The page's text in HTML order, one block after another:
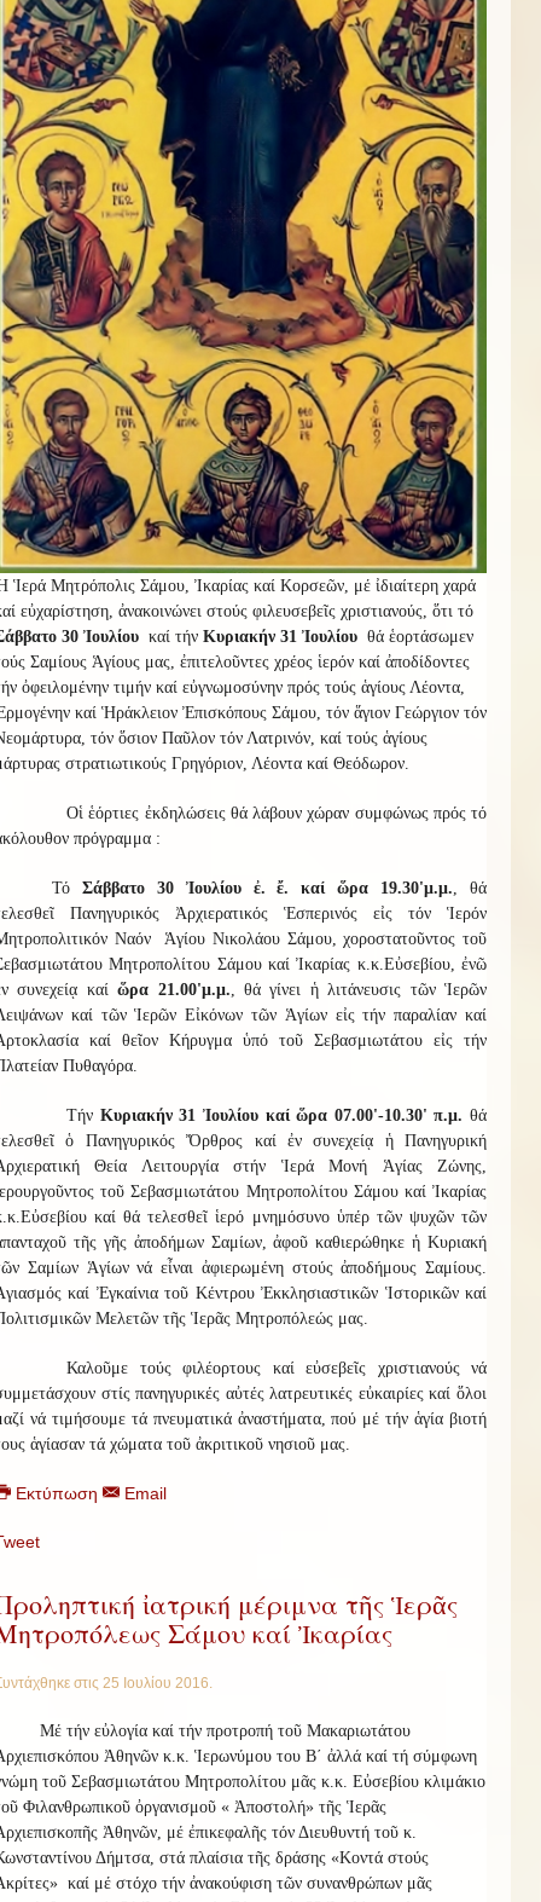
Ἱερά Μητρόπολις Σάμου, Ἰκαρίας καί Κορσεῶν, μέ ἰδιαίτερη χαρά
εὐχαρίστηση, ἀνακοινώνει στούς φιλευσεβεῖς χριστιανούς, ὅτι τό
30 Ἰουλίου καί τήν Κυριακήν 31 Ἰουλίου θά ἑορτάσωμεν
Σαμίους Ἁγίους μας, ἐπιτελοῦντες χρέος ἱερόν καί ἀποδίδοντες
ὀφειλομένην τιμήν καί εὐγνωμοσύνην πρός τούς ἁγίους Λέοντα,
καί Ἡράκλειον Ἐπισκόπους Σάμου, τόν ἅγιον Γεώργιον τόν
τόν ὅσιον Παῦλον τόν Λατρινόν, καί τούς ἁγίους
στρατιωτικούς Γρηγόριον, Λέοντα καί Θεόδωρον.
Οἱ ἑόρτιες ἐκδηλώσεις θά λάβουν χώραν συμφώνως πρός τό
πρόγραμμα :
Τό Σάββατο 30 Ἰουλίου ἐ. ἔ. καί ὥρα 19.30'μ.μ., θά
Πανηγυρικός Ἀρχιερατικός Ἑσπερινός εἰς τόν Ἱερόν
Ναόν Ἁγίου Νικολάου Σάμου, χοροστατοῦντος τοῦ
Μητροπολίτου Σάμου καί Ἰκαρίας κ.κ.Εὐσεβίου, ἐνῶ
συνεχείᾳ καίὥρα 21.00'μ.μ., θά γίνει ἡ λιτάνευσις τῶν Ἱερῶν
καί τῶν Ἱερῶν Εἰκόνων τῶν Ἁγίων εἰς τήν παραλίαν καί
καί θεῖον Κήρυγμα ὑπό τοῦ Σεβασμιωτάτου εἰς τήν
Πυθαγόρα.
Τήν Κυριακήν 31 Ἰουλίου καί ὥρα 07.00'-10.30' π.μ. θά
ὁ Πανηγυρικός Ὄρθρος καί ἐν συνεχείᾳ ἡ Πανηγυρική
Θεία Λειτουργία στήν Ἱερά Μονή Ἁγίας Ζώνης,
τοῦ Σεβασμιωτάτου Μητροπολίτου Σάμου καί Ἰκαρίας
καί θά τελεσθεῖ ἱερό μνημόσυνο ὑπέρ τῶν ψυχῶν τῶν
τῆς γῆς ἀποδήμων Σαμίων, ἀφοῦ καθιερώθηκε ἡ Κυριακή
Σαμίων Ἁγίων νά εἶναι ἀφιερωμένη στούς ἀποδήμους Σαμίους.
καί Ἐγκαίνια τοῦ Κέντρου Ἐκκλησιαστικῶν Ἱστορικῶν καί
Μελετῶν τῆς Ἱερᾶς Μητροπόλεώς μας.
Καλοῦμε τούς φιλέορτους καί εὐσεβεῖς χριστιανούς νά
στίς πανηγυρικές αὐτές λατρευτικές εὐκαιρίες καί ὅλοι
νά τιμήσουμε τά πνευματικά ἀναστήματα, πού μέ τήν ἁγία βιοτή
ἁγίασαν τά χώματα τοῦ ἀκριτικοῦ νησιοῦ μας.
Εκτύπωση Email
ἰατρική μέριμνα τῆς Ἱερᾶς
Σάμου καί Ἰκαρίας
στις 25 Ιουλίου 2016.
Μέ τήν εὐλογία καί τήν προτροπή τοῦ Μακαριωτάτου
Ἀθηνῶν κ.κ. Ἱερωνύμου του Β΄ ἀλλά καί τή σύμφωνη
τοῦ Σεβασμιωτάτου Μητροπολίτου μᾶς κ.κ. Εὐσεβίου κλιμάκιο
Φιλανθρωπικοῦ ὀργανισμοῦ « Ἀποστολή» τῆς Ἱερᾶς
Ἀθηνῶν, μέ ἐπικεφαλῆς τόν Διευθυντή τοῦ κ.
Δήμτσα, στά πλαίσια τῆς δράσης «Κοντά στούς
καί μέ στόχο τήν ἀνακούφιση τῶν συνανθρώπων μᾶς